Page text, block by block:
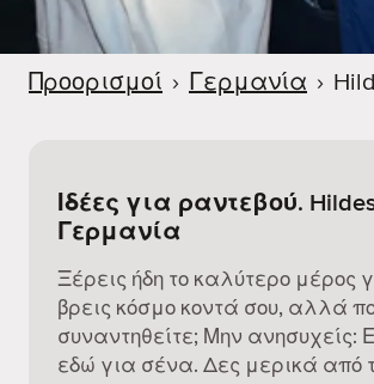
Προορισμοί › Γερμανία ›
Ιδέες για ραντεβού.
Γερμανία
Ξέρεις ήδη το καλύτερο μέρος
βρεις κόσμο κοντά σου, αλλά
συναντηθείτε; Μην ανησυχείς:
εδώ για σένα. Δες μερικά από